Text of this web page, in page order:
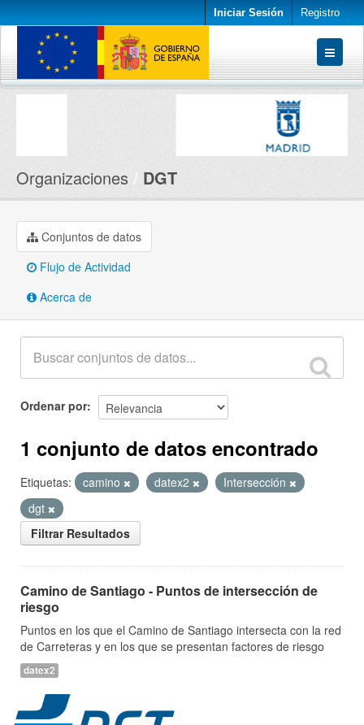
Iniciar Sesión Registro
Conjuntos de datos
Organizaciones DGT
Conjuntos de datos
Flujo de Actividad
Acerca de
Ordenar por
1 conjunto de datos encontrado
Etiquetas: camino datex2
Intersección
dgt
Filtrar Resultados
Camino de Santiago - Puntos de intersección de
riesgo
Puntos en los que el Camino de Santiago intersecta con la red
de Carreteras y en los que se presentan factores de riesgo
datex2